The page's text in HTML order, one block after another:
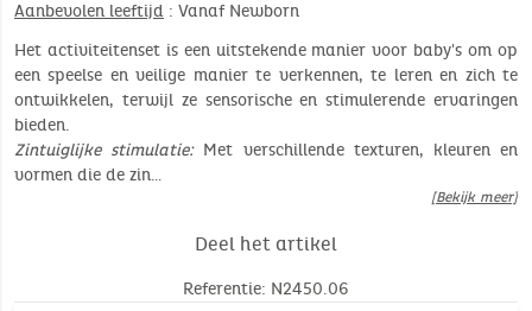
Aanbevolen leeftijd : Vanaf Newborn
Het activiteitenset is een uitstekende manier voor baby's om op
een speelse en veilige manier te verkennen, te leren en zich te
ontwikkelen, terwijl ze sensorische en stimulerende ervaringen
bieden.
Zintuiglijke stimulatie:Met verschillende texturen, kleuren en
vormen die de zin…
[Bekijk meer]
Deel het artikel
Referentie: N2450.06